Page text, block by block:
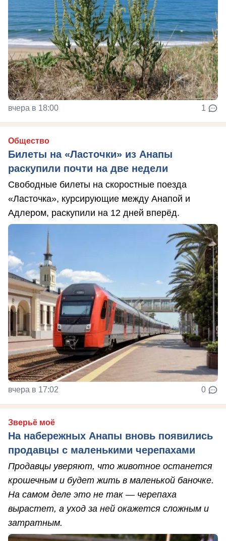
вчера в 18:00 1
Общество
Билеты на «Ласточки» из Анапы
раскупили почти на две недели
Свободные билеты на скоростные поезда
«Ласточка», курсирующие между Анапой и
Адлером, раскупили на 12 дней вперёд.
вчера в 17:02 0
Зверьё моё
На набережных Анапы вновь появились
продавцы с маленькими черепахами
Продавцы уверяют, что животное останется
крошечным и будет жить в маленькой баночке.
На самом деле это не так — черепаха
вырастет, а уход за ней окажется сложным и
затратным.